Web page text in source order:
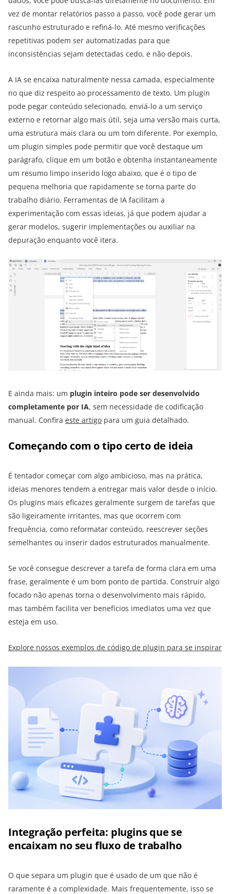
vez de montar relatórios passo a passo, você pode gerar um
rascunho estruturado e refiná-lo. Até mesmo verificações
repetitivas podem ser automatizadas para que
inconsistências sejam detectadas cedo, e não depois.
A IA se encaixa naturalmente nessa camada, especialmente
no que diz respeito ao processamento de texto. Um plugin
pode pegar conteúdo selecionado, enviá-lo a um serviço
externo e retornar algo mais útil, seja uma versão mais curta,
uma estrutura mais clara ou um tom diferente. Por exemplo,
um plugin simples pode permitir que você destaque um
parágrafo, clique em um botão e obtenha instantaneamente
um resumo limpo inserido logo abaixo, que é o tipo de
pequena melhoria que rapidamente se torna parte do
trabalho diário. Ferramentas de IA facilitam a
experimentação com essas ideias, já que podem ajudar a
gerar modelos, sugerir implementações ou auxiliar na
depuração enquanto você itera.
E ainda mais: um plugin inteiro pode ser desenvolvido
completamente por IA, sem necessidade de codificação
manual. Confira este artigo para um guia detalhado.
Começando com o tipo certo de ideia
É tentador começar com algo ambicioso, mas na prática,
ideias menores tendem a entregar mais valor desde o início.
Os plugins mais eficazes geralmente surgem de tarefas que
são ligeiramente irritantes, mas que ocorrem com
frequência, como reformatar conteúdo, reescrever seções
semelhantes ou inserir dados estruturados manualmente.
Se você consegue descrever a tarefa de forma clara em uma
frase, geralmente é um bom ponto de partida. Construir algo
focado não apenas torna o desenvolvimento mais rápido,
mas também facilita ver benefícios imediatos uma vez que
esteja em uso.
Explore nossos exemplos de código de plugin para se inspirar
Integração perfeita: plugins que se
encaixam no seu fluxo de trabalho
O que separa um plugin que é usado de um que não é
raramente é a complexidade. Mais frequentemente, isso se